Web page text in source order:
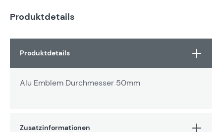
Produktdetails
Produktdetails
Alu Emblem Durchmesser 50mm
Zusatzinformationen